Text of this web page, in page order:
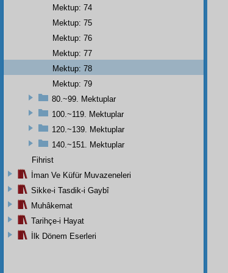
Mektup: 74
Mektup: 75
Mektup: 76
Mektup: 77
Mektup: 78
Mektup: 79
80.~99. Mektuplar
100.~119. Mektuplar
120.~139. Mektuplar
140.~151. Mektuplar
Fihrist
İman Ve Küfür Muvazeneleri
Sikke-i Tasdik-i Gaybî
Muhâkemat
Tarihçe-i Hayat
İlk Dönem Eserleri